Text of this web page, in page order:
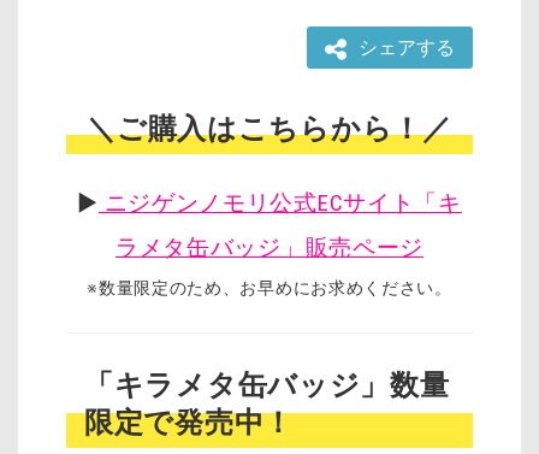
シェアする
＼ご購入はこちらから！／
▶︎ ニジゲンノモリ公式ECサイト「キ
ラメタ缶バッジ」販売ページ
※数量限定のため、お早めにお求めください。
「キラメタ缶バッジ」数量
限定で発売中！